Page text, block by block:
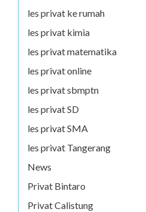
les privat ke rumah
les privat kimia
les privat matematika
les privat online
les privat sbmptn
les privat SD
les privat SMA
les privat Tangerang
News
Privat Bintaro
Privat Calistung